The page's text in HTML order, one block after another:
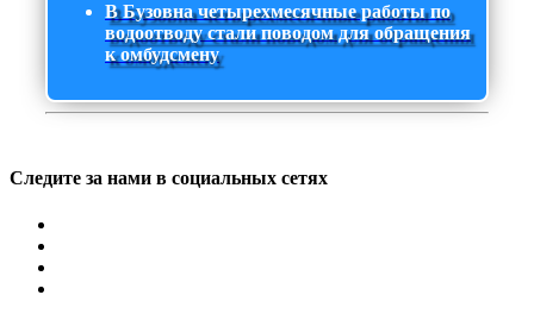
В Бузовна четырехмесячные работы по
водоотводу стали поводом для обращения
к омбудсмену
Следите за нами в социальных сетях